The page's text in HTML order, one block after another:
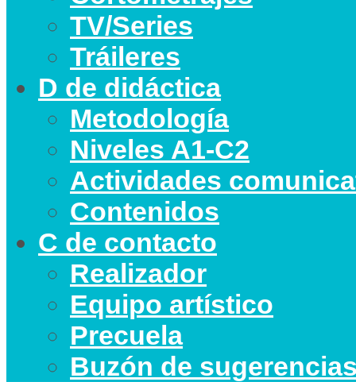
TV/Series
Tráileres
D de didáctica
Metodología
Niveles A1-C2
Actividades
Contenidos
C de contacto
Realizador
Equipo artístico
Precuela
Buzón de